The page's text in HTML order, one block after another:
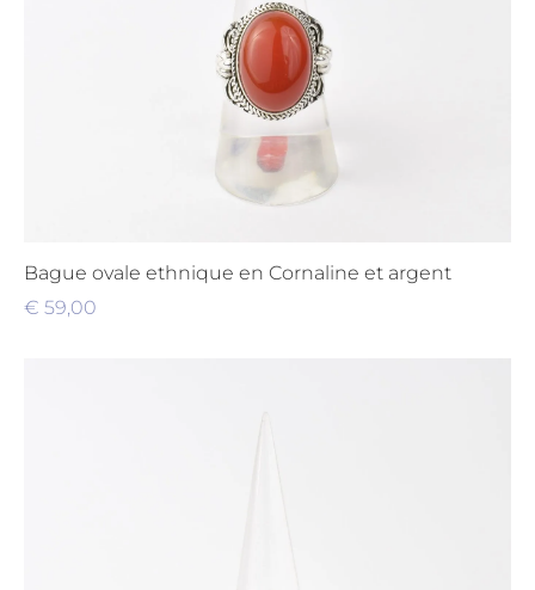
Bague ovale ethnique en Cornaline et argent
€ 59,00